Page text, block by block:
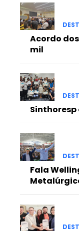
Acordo
mil
Fala